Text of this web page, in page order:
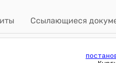
Ссылающиеся